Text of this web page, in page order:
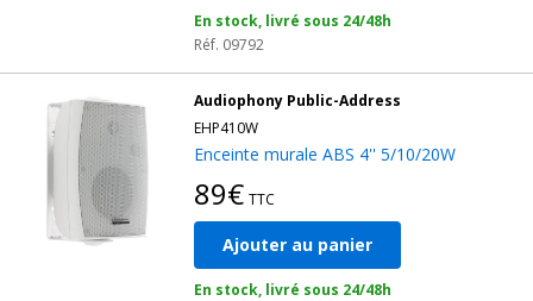
En stock, livré sous 24/48h
Réf. 09792
Audiophony Public-Address
EHP410W
Enceinte murale ABS 4'' 5/10/20W
89€ TTC
Ajouter au panier
En stock, livré sous 24/48h